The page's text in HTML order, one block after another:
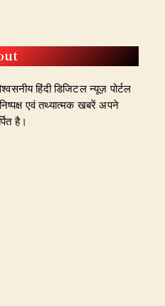
हिंदी डिजिटल न्यूज़ पोर्टल
एवं तथ्यात्मक खबरें अपने
है।